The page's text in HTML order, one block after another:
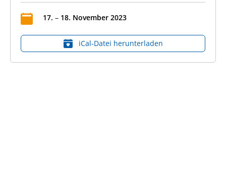
17. – 18. November 2023
iCal‑Datei herunterladen